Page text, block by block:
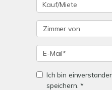
Ich bin
speichern. *